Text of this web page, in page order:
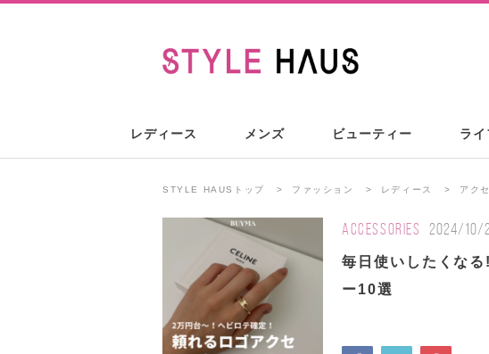
レディース メンズ ビューティー ラ
STYLE HAUSトップ ファッション レディース アク
ACCESSORIES 2024/10/
毎日使いしたくな
ー10選